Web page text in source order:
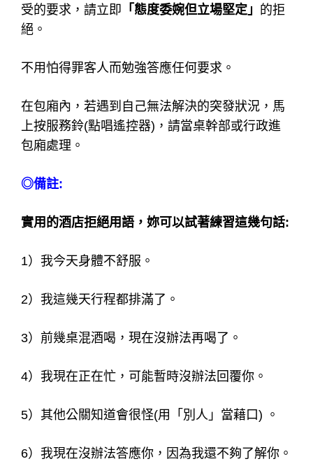
尤其無經驗的新手公關，店家更會要求同桌公關
協助，安心讓新人進入狀況。
店家不會安排新手坐進只有一位客人的包廂，一
因為新手公關還不懂如何與客人應對進退，更重
要是保謢新人的安全！
絕不做勉強自己的事，若是客人提出自己無法接
絕。
不用怕得罪客人而勉強答應任何要求。
在包廂內，若遇到自己無法解決的突發狀況，馬
包廂處理。
◎備註:
實用的酒店拒絕用語，妳可以試著練習這幾句話:
1）我今天身體不舒服。